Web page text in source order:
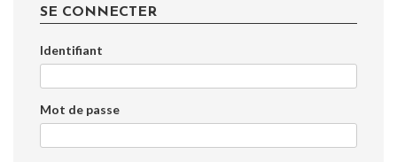
SE CONNECTER
Identifiant
Mot de passe